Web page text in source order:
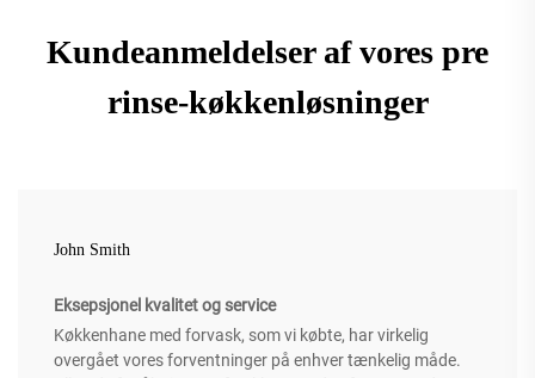
Kundeanmeldelser af vores pre
rinse-køkkenløsninger
John Smith
Eksepsjonel kvalitet og service
Køkkenhane med forvask, som vi købte, har virkelig
overgået vores forventninger på enhver tænkelig måde.